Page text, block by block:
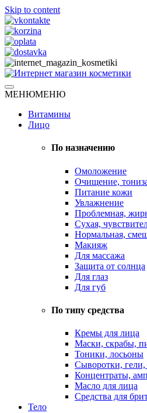
Skip to content
Интернет магазин
Натуральная косметика
МЕНЮМЕНЮ
Витамины
Лицо
По назначению
Омоложение
Очищение,
Питание кожи
Увлажнение
Проблемная,
Сухая,
Нормальная,
Макияж
Для массажа
Защита от солнца
Для глаз
Для губ
По типу средства
Кремы для лица
Маски, скрабы,
Тоники, лосьоны
Сыворотки,
Концентраты,
Масло для лица
Средства для
Тело